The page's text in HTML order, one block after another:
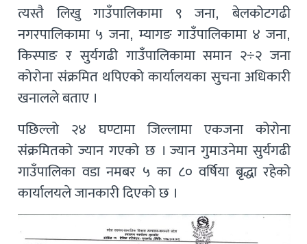
त्यस्तै लिखु गाउँपालिकामा ९ जना, बेलकोटगढी
नगरपालिकामा ५ जना, म्यागङ गाउँपालिकामा ४ जना,
किस्पाङ र सुर्यगढी गाउँपालिकामा समान २÷२ जना
कोरोना संक्रमित थपिएको कार्यालयका सुचना अधिकारी
खनालले बताए ।
पछिल्लो २४ घण्टामा जिल्लामा एकजना कोरोना
संक्रमितको ज्यान गएको छ । ज्यान गुमाउनेमा सुर्यगढी
गाउँपालिका वडा नमबर ५ का ८० वर्षिया बृद्धा रहेको
कार्यालयले जानकारी दिएको छ ।